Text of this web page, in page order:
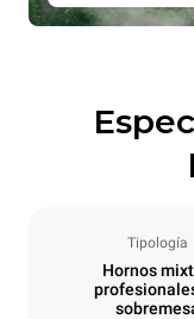
Tipología
Hornos